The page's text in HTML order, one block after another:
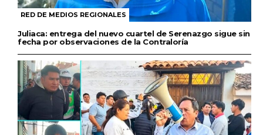
RED DE MEDIOS REGIONALES
Juliaca: entrega del nuevo cuartel de Serenazgo sigue sin
fecha por observaciones de la Contraloría